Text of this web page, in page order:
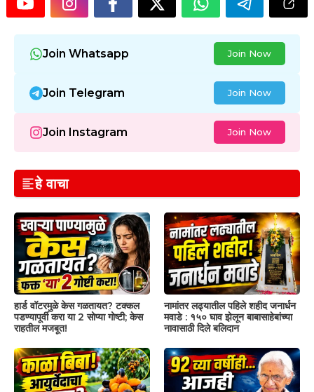
Join Whatsapp Join Now
Join Telegram Join Now
Join Instagram Join Now
हे वाचा
हार्ड वॉटरमुळे केस गळतायत? टक्कल
पडण्यापूर्वी करा या 2 सोप्या गोष्टी; केस
राहतील मजबूत!
नामांतर लढ्यातील पहिले शहीद जनार्धन
मवाडे : १५० घाव झेलून बाबासाहेबांच्या
नावासाठी दिले बलिदान